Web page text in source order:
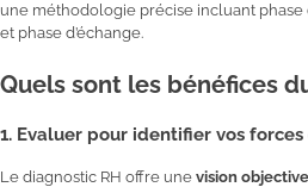
une méthodologie précise incluant phase
et phase d’échange.
Quels sont les bénéfices
1. Evaluer pour identifier vos
Le diagnostic RH offre une vision objective